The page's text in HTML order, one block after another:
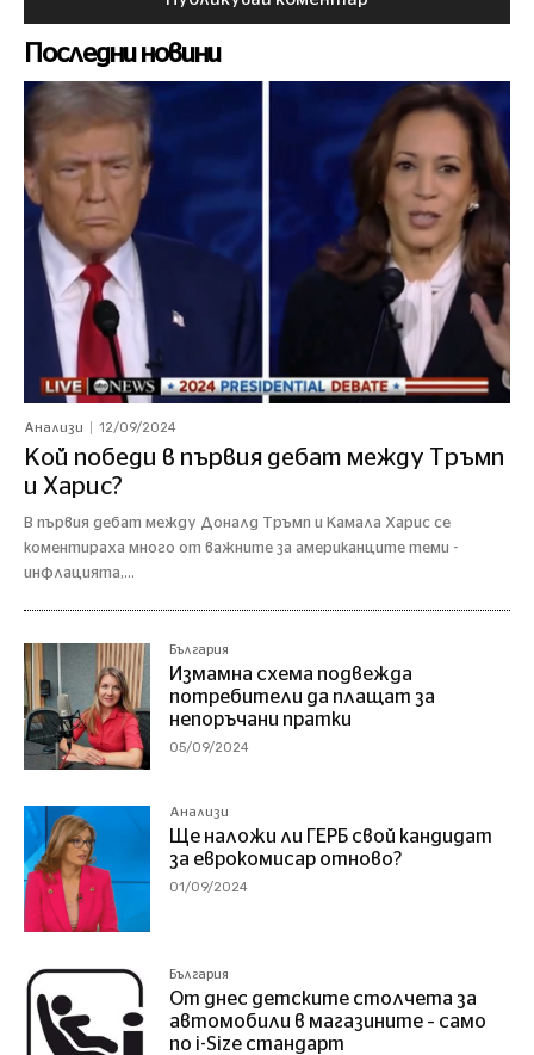
Последни новини
Анализи 12/09/2024
Кой победи в първия дебат между Тръмп
и Харис?
В първия дебат между Доналд Тръмп и Камала Харис се
коментираха много от важните за американците теми -
инфлацията,...
България
Измамна схема подвежда
потребители да плащат за
непоръчани пратки
05/09/2024
Анализи
Ще наложи ли ГЕРБ свой кандидат
за еврокомисар отново?
01/09/2024
България
От днес детските столчета за
автомобили в магазините – само
по i-Size стандарт